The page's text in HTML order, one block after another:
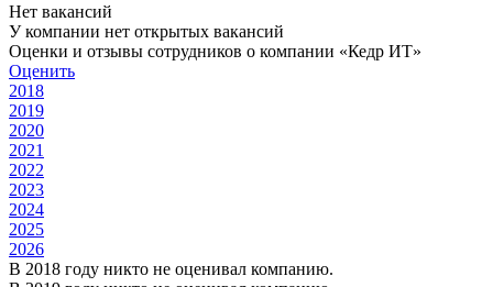
Нет вакансий
У компании нет открытых вакансий
Оценки и отзывы сотрудников о компании «Кедр ИТ»
Оценить
2018
2019
2020
2021
2022
2023
2024
2025
2026
В 2018 году никто не оценивал компанию.